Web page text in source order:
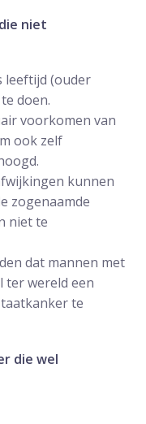
niet
leeftijd (ouder
doen.
voorkomen van
ook zelf
kunnen
zogenaamde
niet te
dat mannen met
ter wereld een
te
die wel